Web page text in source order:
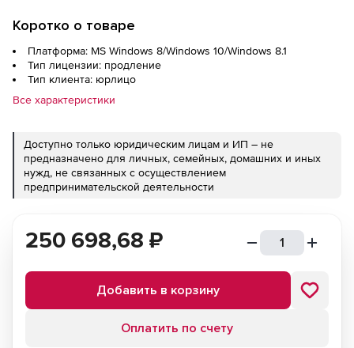
Коротко о товаре
Платформа: MS Windows 8/Windows 10/Windows 8.1
Тип лицензии: продление
Тип клиента: юрлицо
Все характеристики
Доступно только юридическим лицам и ИП – не
предназначено для личных, семейных, домашних и иных
нужд, не связанных с осуществлением
предпринимательской деятельности
250 698,68 ₽
Добавить в корзину
Оплатить по счету